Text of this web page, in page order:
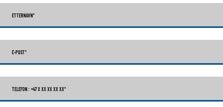
ETTERNAVN*
E-POST*
TELEFON : +47 X XX XX XX XX*